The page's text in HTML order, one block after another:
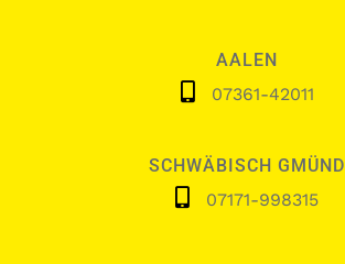
AALEN
07361-42011
SCHWÄBISCH GMÜND
07171-998315